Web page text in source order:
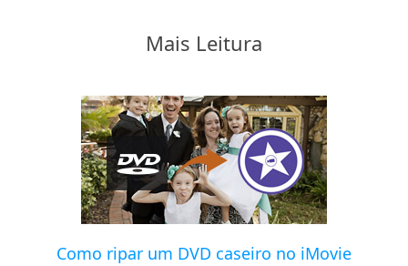
Mais Leitura
Como ripar um DVD caseiro no iMovie